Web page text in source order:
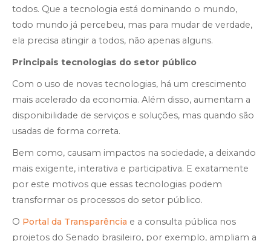
todos. Que a tecnologia está dominando o mundo,
todo mundo já percebeu, mas para mudar de verdade,
ela precisa atingir a todos, não apenas alguns.
Principais tecnologias do setor público
Com o uso de novas tecnologias, há um crescimento
mais acelerado da economia. Além disso, aumentam a
disponibilidade de serviços e soluções, mas quando são
usadas de forma correta.
Bem como, causam impactos na sociedade, a deixando
mais exigente, interativa e participativa. E exatamente
por este motivos que essas tecnologias podem
transformar os processos do setor público.
O Portal da Transparência e a consulta pública nos
projetos do Senado brasileiro, por exemplo, ampliam a